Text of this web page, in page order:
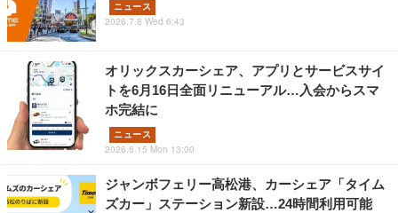
ニュース
2026.7.8 Wed 6:43
オリックスカーシェア、アプリとサービスサイ
トを6月16日全面リニューアル…入会からスマ
ホ完結に
ニュース
2026.6.15 Mon 13:00
ジャンボフェリー高松港、カーシェア「タイム
ズカー」ステーション新設…24時間利用可能